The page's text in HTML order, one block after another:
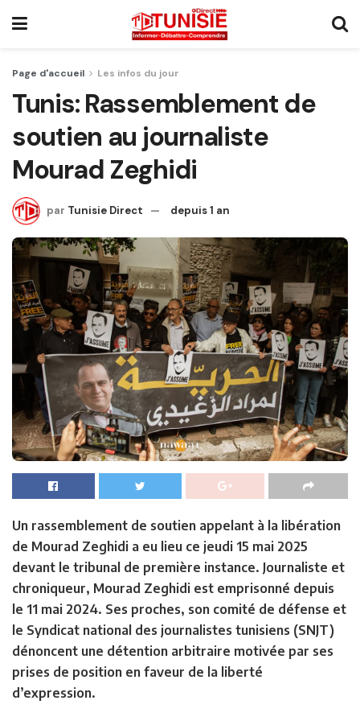
Page d'accueil Les infos du jour
Tunis: Rassemblement de
soutien au journaliste
Mourad Zeghidi
par Tunisie Direct depuis 1 an
Un rassemblement de soutien appelant à la libération
de Mourad Zeghidi a eu lieu ce jeudi 15 mai 2025
devant le tribunal de première instance. Journaliste et
chroniqueur, Mourad Zeghidi est emprisonné depuis
le 11 mai 2024. Ses proches, son comité de défense et
le Syndicat national des journalistes tunisiens (SNJT)
dénoncent une détention arbitraire motivée par ses
prises de position en faveur de la liberté
d’expression.